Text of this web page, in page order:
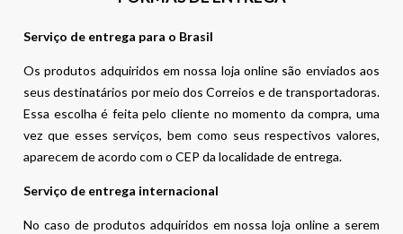
Serviço de entrega para o Brasil
Os produtos adquiridos em nossa loja online são enviados aos
seus destinatários por meio dos Correios e de transportadoras.
Essa escolha é feita pelo cliente no momento da compra, uma
vez que esses serviços, bem como seus respectivos valores,
aparecem de acordo com o CEP da localidade de entrega.
Serviço de entrega internacional
No caso de produtos adquiridos em nossa loja online a serem